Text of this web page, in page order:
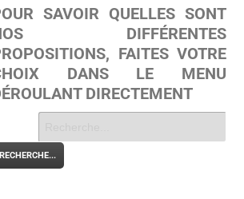
SAVOIR QUELLES SONT
DIFFÉRENTES
FAITES VOTRE
DANS LE MENU
DIRECTEMENT